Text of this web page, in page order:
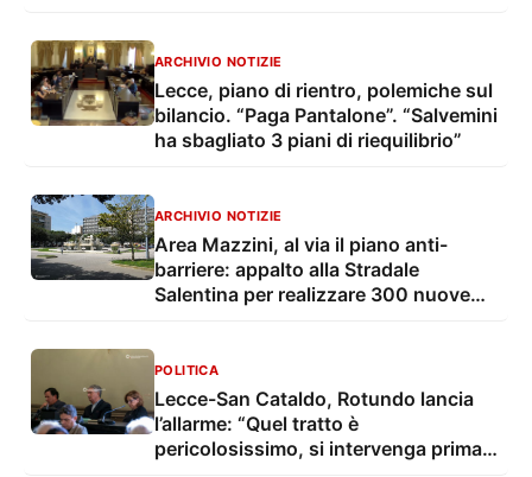
ARCHIVIO NOTIZIE
Lecce, piano di rientro, polemiche sul
bilancio. “Paga Pantalone”. “Salvemini
ha sbagliato 3 piani di riequilibrio”
ARCHIVIO NOTIZIE
Area Mazzini, al via il piano anti-
barriere: appalto alla Stradale
Salentina per realizzare 300 nuove
POLITICA
Lecce-San Cataldo, Rotundo lancia
l’allarme: “Quel tratto è
pericolosissimo, si intervenga prima